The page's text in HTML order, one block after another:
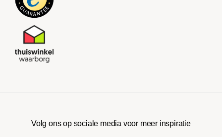
Volg ons op sociale media voor meer inspiratie